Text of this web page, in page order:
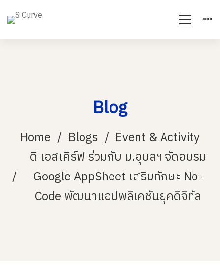
Blog
Home Blogs
Event & Activity
ดิ เอสเคิร์ฟ ร่วมกับ ม.อุบลฯ จัดอบรม
Google AppSheet เสริมทักษะ No-
Code พัฒนาแอปพลิเคชันยุคดิจิทัล